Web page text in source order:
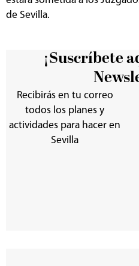
de Sevilla.
¡Suscríbete
Recibirás en tu correo
todos los planes y
actividades para hacer en
Sevilla